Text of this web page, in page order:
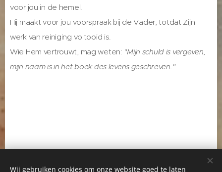
voor jou in de hemel.
Hij maakt voor jou voorspraak bij de Vader, totdat Zijn
werk van reiniging voltooid is.
Wie Hem vertrouwt, mag weten: "Mijn schuld is vergeven,
mijn naam is in het boek des levens geschreven."
Wij gebruiken cookies om onze website goed te laten